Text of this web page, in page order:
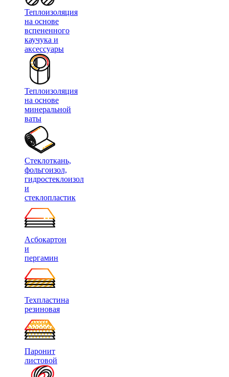
Теплоизоляция
на основе
вспененного
каучука и
аксессуары
Теплоизоляция
на основе
минеральной
ваты
Стеклоткань,
фольгоизол,
гидростеклоизол
и
стеклопластик
Асбокартон
и
пергамин
Техпластина
резиновая
Паронит
листовой